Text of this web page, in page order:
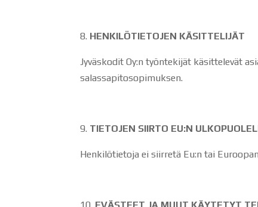
HENKILÖTIETOJEN KÄSITTELIJÄT
Jyväskodit Oy:n työntekijät käsittelevät
salassapitosopimuksen.
TIETOJEN SIIRTO EU:N
Henkilötietoja ei siirretä Eu:n tai